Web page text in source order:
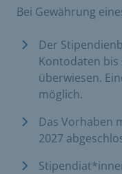
Bei Gewährung
Der
Kontodaten bis
überwiesen.
möglich.
Das Vorhaben
2027